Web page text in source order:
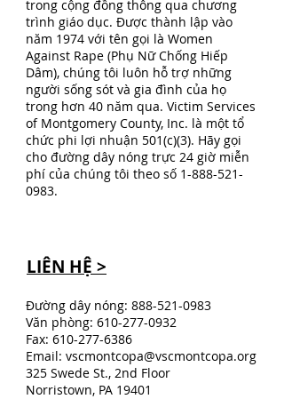
trong cộng đồng thông qua chương
trình giáo dục. Được thành lập vào
năm 1974 với tên gọi là Women
Against Rape (Phụ Nữ Chống Hiếp
Dâm), chúng tôi luôn hỗ trợ những
người sống sót và gia đình của họ
trong hơn 40 năm qua. Victim Services
of Montgomery County, Inc. là một tổ
chức phi lợi nhuận 501(c)(3). Hãy gọi
cho đường dây nóng trực 24 giờ miễn
phí của chúng tôi theo số 1-888-521-
0983.
LIÊN HỆ >
Đường dây nóng: 888-521-0983
Văn phòng: 610-277-0932
Fax: 610-277-6386
Email: vscmontcopa@vscmontcopa.org
325 Swede St., 2nd Floor
Norristown, PA 19401